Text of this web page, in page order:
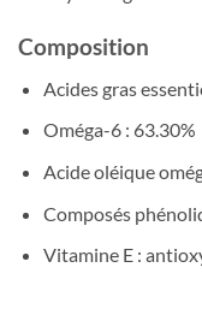
Composition
Acides gras
Oméga-6 : 63.30%
Acide oléique
Composés
Vitamine E :